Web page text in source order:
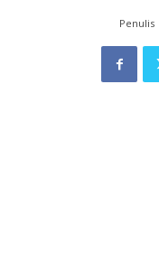
Penulis